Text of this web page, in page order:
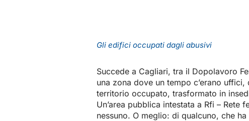
Gli edifici occupati dagli abusivi
Succede a Cagliari, tra il Dopolavoro
una zona dove un tempo c’erano
territorio occupato, trasformato in
Un’area pubblica intestata a Rfi – Rete
nessuno. O meglio: di qualcuno, che